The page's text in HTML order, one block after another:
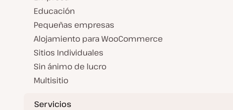
Educación
Pequeñas empresas
Alojamiento para WooCommerce
Sitios Individuales
Sin ánimo de lucro
Multisitio
Servicios